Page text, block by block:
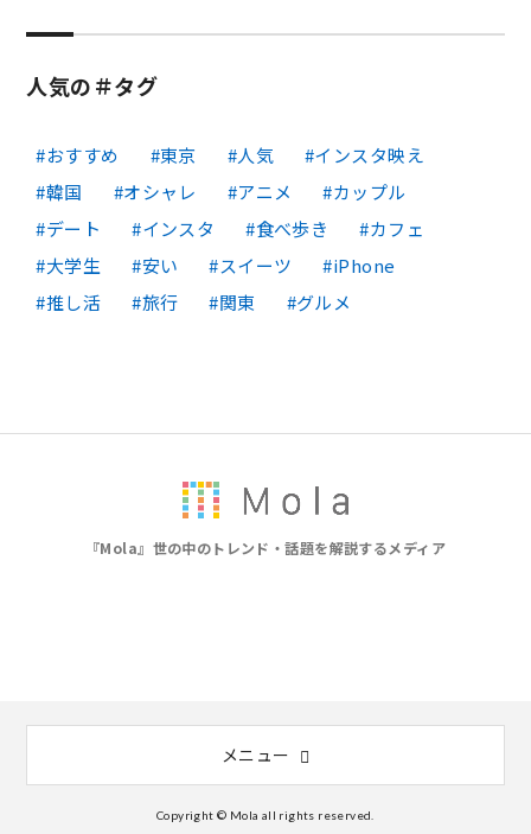
人気の＃タグ
おすすめ 東京 人気
インスタ映え
韓国
オシャレ アニメ
カップル
デート
インスタ 食べ歩き
カフェ
大学生
安い スイーツ
iPhone
推し活
旅行 関東 グルメ
『Mola』世の中のトレンド・話題を解説するメディア
メニュー
Copyright © Mola all rights reserved.